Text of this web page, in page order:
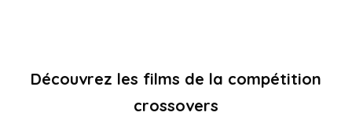
Découvrez les films de la compétition
crossovers